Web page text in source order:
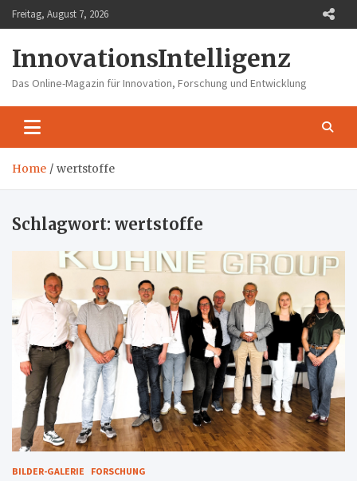
Skip
to
Freitag, August 7, 2026
InnovationsIntelligenz
Das Online-Magazin für Innovation, Forschung und Entwicklung
Home wertstoffe
Schlagwort: wertstoffe
BILDER-GALERIE FORSCHUNG